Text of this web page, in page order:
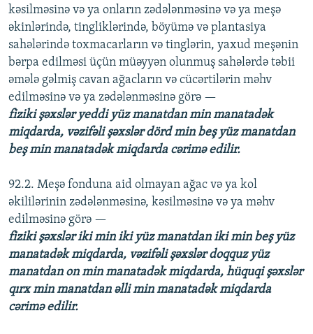
kəsilməsinə və ya onların zədələnməsinə və ya meşə
əkinlərində, tingliklərində, böyümə və plantasiya
sahələrində toxmacarların və tinglərin, yaxud meşənin
bərpa edilməsi üçün müəyyən olunmuş sahələrdə təbii
əmələ gəlmiş cavan ağacların və cücərtilərin məhv
edilməsinə və ya zədələnməsinə görə —
fiziki şəxslər yeddi yüz manatdan min manatadək
miqdarda, vəzifəli şəxslər dörd min beş yüz manatdan
beş min manatadək miqdarda cərimə edilir.
92.2. Meşə fonduna aid olmayan ağac və ya kol
əkililərinin zədələnməsinə, kəsilməsinə və ya məhv
edilməsinə görə —
fiziki şəxslər iki min iki yüz manatdan iki min beş yüz
manatadək miqdarda, vəzifəli şəxslər doqquz yüz
manatdan on min manatadək miqdarda, hüquqi şəxslər
qırx min manatdan əlli min manatadək miqdarda
cərimə edilir.